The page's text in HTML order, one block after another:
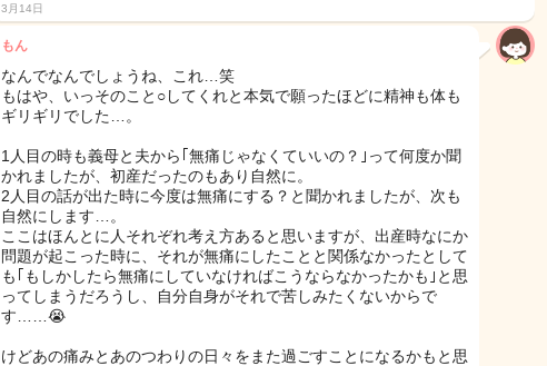
3月14日
もん
なんでなんでしょうね、これ…笑
もはや、いっそのこと○してくれと本気で願ったほどに精神も体も
ギリギリでした…。
1人目の時も義母と夫から｢無痛じゃなくていいの？｣って何度か聞
かれましたが、初産だったのもあり自然に。
2人目の話が出た時に今度は無痛にする？と聞かれましたが、次も
自然にします…。
ここはほんとに人それぞれ考え方あると思いますが、出産時なにか
問題が起こった時に、それが無痛にしたことと関係なかったとして
も｢もしかしたら無痛にしていなければこうならなかったかも｣と思
ってしまうだろうし、自分自身がそれで苦しみたくないからで
す……😭
けどあの痛みとあのつわりの日々をまた過ごすことになるかもと思